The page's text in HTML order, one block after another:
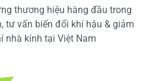
thương hiệu hàng đầu trong
tư vấn biến đổi khí hậu & giảm
nhà kính tại Việt Nam